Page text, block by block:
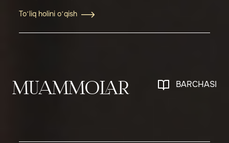
To‘liq holini o‘qish
MUAMMOLAR BARCHASI